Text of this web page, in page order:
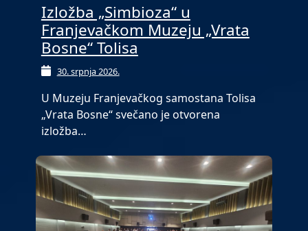
Izložba „Simbioza“ u
Franjevačkom Muzeju „Vrata
Bosne“ Tolisa
30. srpnja 2026.
U Muzeju Franjevačkog samostana Tolisa
„Vrata Bosne“ svečano je otvorena
izložba…